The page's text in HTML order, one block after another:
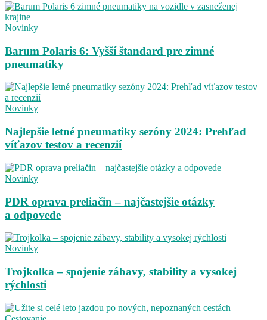
Novinky
Barum Polaris 6: Vyšší štandard pre zimné
pneumatiky
Novinky
Najlepšie letné pneumatiky sezóny 2024: Prehľad
víťazov testov a recenzií
Novinky
PDR oprava preliačin – najčastejšie otázky
a odpovede
Novinky
Trojkolka – spojenie zábavy, stability a vysokej
rýchlosti